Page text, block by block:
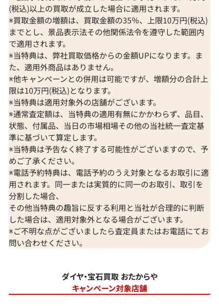
(税込)以上の買取が成立した場合に適用されます。
※買取金額の増額は、買取金額の35％、上限10万円(税込)
までとし、景品表示法その他関係法令を遵守した範囲内
で適用されます。
※当特典は、弊社買取価格からの金額UPになります。ま
た、適用外商品はありません。
※他キャンペーンとの併用は可能ですが、増額分の合計上
限は10万円(税込)となります。
※当特典は適用対象外の店舗がございます。
※通常査定額は、当特典の適用有無にかかわらず、品目、
状態、付属品、当日の市場相場その他の当社統一査定基
準に基づいて算定します。
※当特典は予告なく終了する可能性がございますので、予
めご了承ください。
※電話予約特典は、電話予約のうえ対象となるお取引に適
用されます。同一または実質的に同一のお取引、取引を
分割した場合、
その他当特典の趣旨に反する利用と当社が合理的に判断
した場合は、適用対象外となる場合がございます。
※ご不明な点がございましたら査定員またはお電話にてお
問い合わせください。
ダイヤ・宝石買取 おたからや
キャンペーン対象店舗